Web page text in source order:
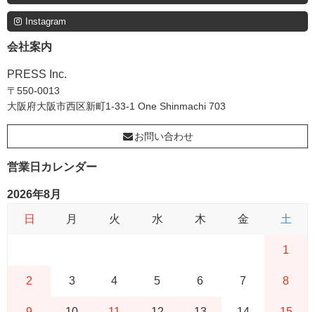
Instagram
会社案内
PRESS Inc.
〒550-0013
大阪府大阪市西区新町1-33-1 One Shinmachi 703
お問い合わせ
営業日カレンダー
2026年8月
日 月 火 水 木 金 土
1
2 3 4 5 6 7 8